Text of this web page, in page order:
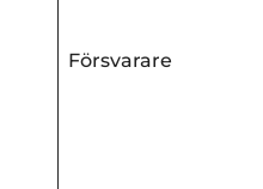
Försvarare